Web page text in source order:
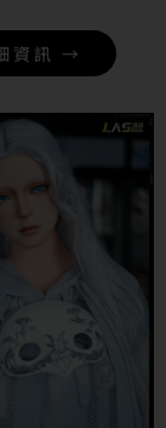
資訊 →